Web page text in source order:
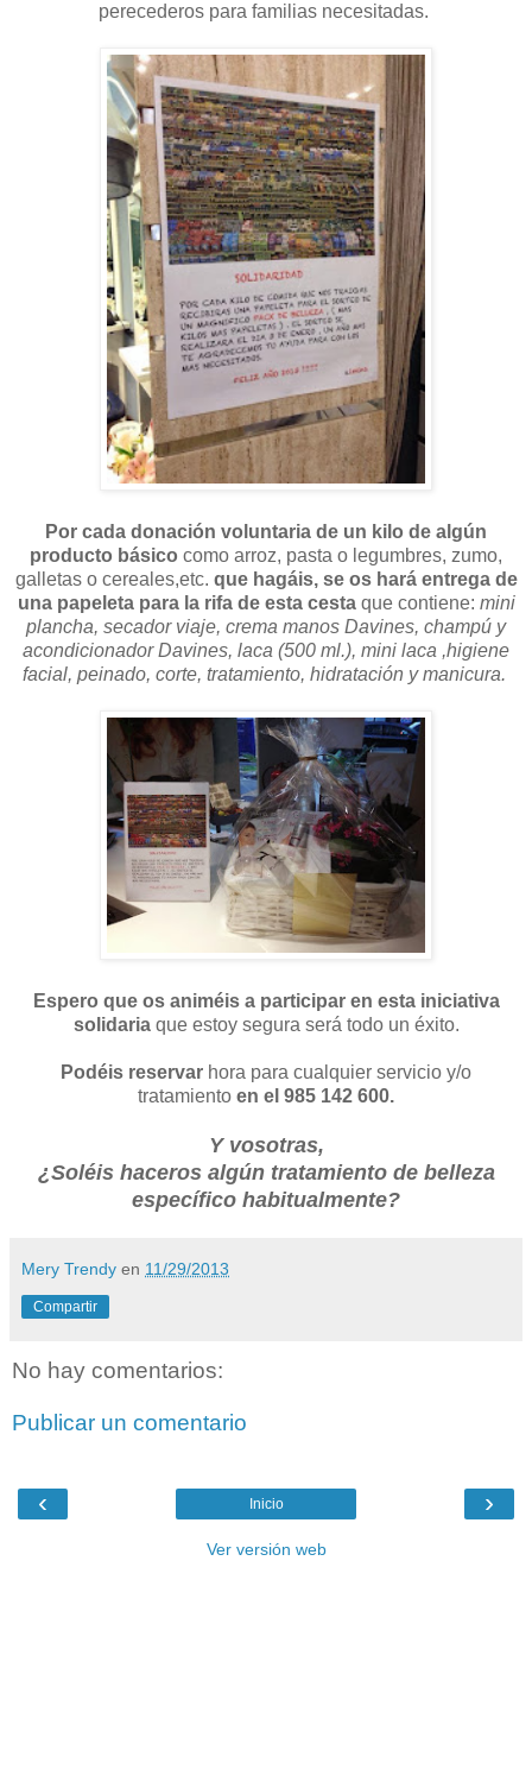
perecederos para familias necesitadas.
Por cada donación voluntaria de un kilo de algún
producto básico como arroz, pasta o legumbres, zumo,
galletas o cereales,etc. que hagáis, se os hará entrega de
una papeleta para la rifa de esta cestaque contiene: mini
plancha, secador viaje, crema manos Davines, champú y
acondicionador Davines, laca (500 ml.), mini laca ,higiene
facial, peinado, corte, tratamiento, hidratación y manicura.
Espero que os animéis a participar en esta iniciativa
solidariaque estoy segura será todo un éxito.
Podéis reservar hora para cualquier servicio y/o
tratamiento en el 985 142 600.
Y vosotras,
¿Soléis haceros algún tratamiento de belleza
específico habitualmente?
Mery Trendy en 11/29/2013
Compartir
No hay comentarios:
Publicar un comentario
‹ ›
Inicio
Ver versión web